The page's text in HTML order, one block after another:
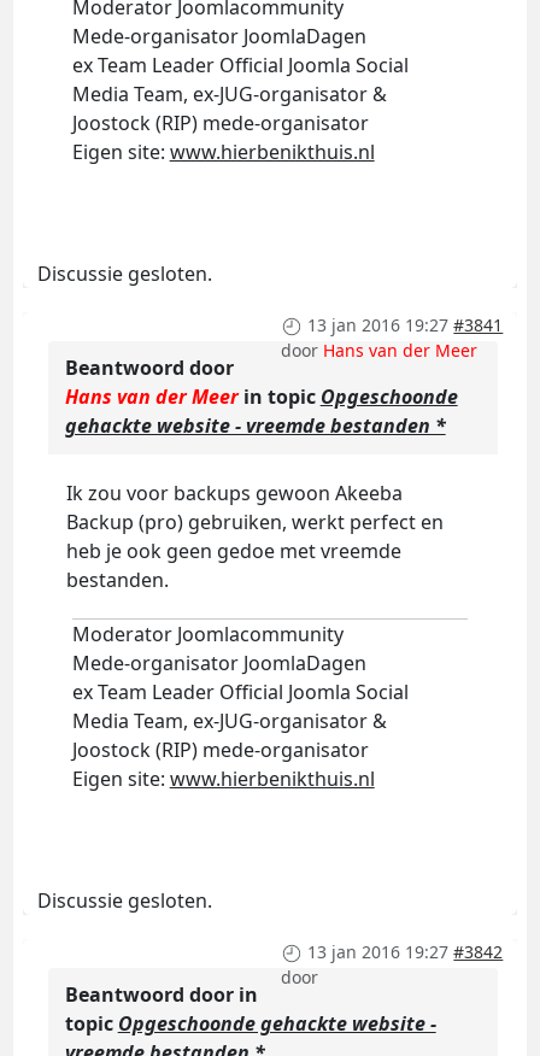
Moderator Joomlacommunity
Mede-organisator JoomlaDagen
ex Team Leader Official Joomla Social
Media Team, ex-JUG-organisator &
Joostock (RIP) mede-organisator
Eigen site: www.hierbenikthuis.nl
Discussie gesloten.
13 jan 2016 19:27 #3841
door Hans van der Meer
Beantwoord door
Hans van der Meerin topic Opgeschoonde
gehackte website - vreemde bestanden *
Ik zou voor backups gewoon Akeeba
Backup (pro) gebruiken, werkt perfect en
heb je ook geen gedoe met vreemde
bestanden.
Moderator Joomlacommunity
Mede-organisator JoomlaDagen
ex Team Leader Official Joomla Social
Media Team, ex-JUG-organisator &
Joostock (RIP) mede-organisator
Eigen site: www.hierbenikthuis.nl
Discussie gesloten.
13 jan 2016 19:27 #3842
door
Beantwoord door in
topic Opgeschoonde gehackte website -